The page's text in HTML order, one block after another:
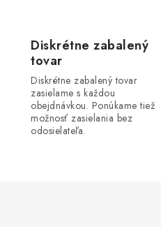
Diskrétne zabalený
tovar
Diskrétne zabalený tovar
zasielame s každou
obejdnávkou. Ponúkame tiež
možnosť zasielania bez
odosielateľa.